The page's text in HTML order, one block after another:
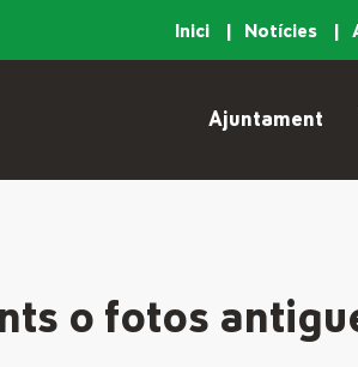
Inici Notícies
Ajuntament
o fotos